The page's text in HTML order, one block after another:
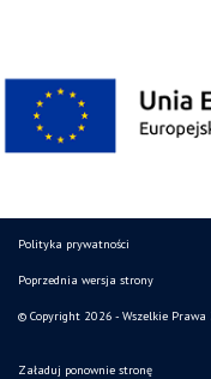
Polityka prywatności
Poprzednia wersja strony
© Copyright 2026 - Wszelkie Prawa
Załaduj ponownie stronę